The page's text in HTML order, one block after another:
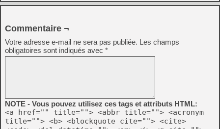
Commentaire ¬
Votre adresse e-mail ne sera pas publiée. Les champs
obligatoires sont indiqués avec *
NOTE - Vous pouvez utilisez ces tags et attributs HTML:
<a href="" title=""> <abbr title=""> <acronym
title=""> <b> <blockquote cite=""> <cite>